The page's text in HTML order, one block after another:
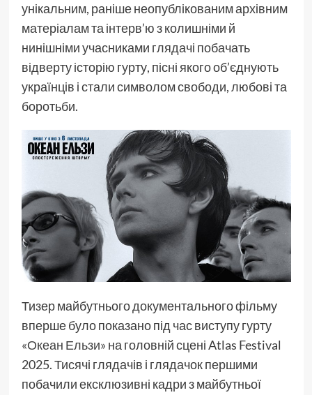
унікальним, раніше неопублікованим архівним
матеріалам та інтерв’ю з колишніми й
нинішніми учасниками глядачі побачать
відверту історію гурту, пісні якого об’єднують
українців і стали символом свободи, любові та
боротьби.
Тизер майбутнього документального фільму
вперше було показано під час виступу гурту
«Океан Ельзи» на головній сцені Atlas Festival
2025. Тисячі глядачів і глядачок першими
побачили ексклюзивні кадри з майбутньої